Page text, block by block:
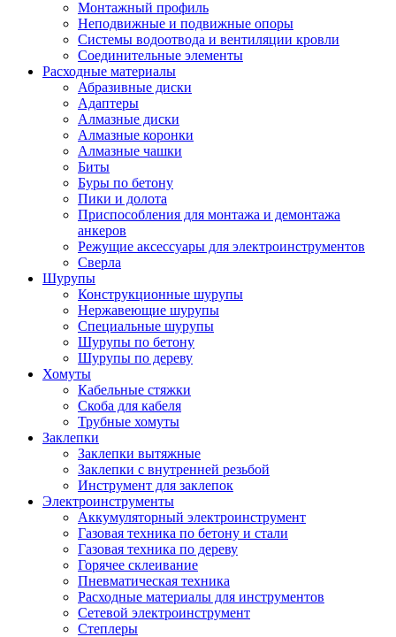
Монтажный профиль
Неподвижные и подвижные опоры
Системы водоотвода и вентиляции кровли
Соединительные элементы
Расходные материалы
Абразивные диски
Адаптеры
Алмазные диски
Алмазные коронки
Алмазные чашки
Биты
Буры по бетону
Пики и долота
Приспособления для монтажа и демонтажа
анкеров
Режущие аксессуары для электроинструментов
Сверла
Шурупы
Конструкционные шурупы
Нержавеющие шурупы
Специальные шурупы
Шурупы по бетону
Шурупы по дереву
Хомуты
Кабельные стяжки
Скоба для кабеля
Трубные хомуты
Заклепки
Заклепки вытяжные
Заклепки с внутренней резьбой
Инструмент для заклепок
Электроинструменты
Аккумуляторный электроинструмент
Газовая техника по бетону и стали
Газовая техника по дереву
Горячее склеивание
Пневматическая техника
Расходные материалы для инструментов
Сетевой электроинструмент
Степлеры